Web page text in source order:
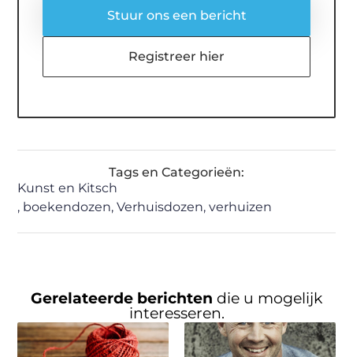
Stuur ons een bericht
Registreer hier
Tags en Categorieën:
Kunst en Kitsch
, boekendozen,Verhuisdozen,verhuizen
Gerelateerde berichten die u mogelijk
interesseren.